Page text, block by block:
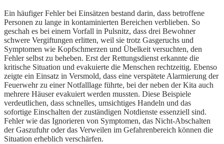
Ein häufiger Fehler bei Einsätzen bestand darin, dass betroffene
Personen zu lange in kontaminierten Bereichen verblieben. So
geschah es bei einem Vorfall in Pulsnitz, dass drei Bewohner
schwere Vergiftungen erlitten, weil sie trotz Gasgeruchs und
Symptomen wie Kopfschmerzen und Übelkeit versuchten, den
Fehler selbst zu beheben. Erst der Rettungsdienst erkannte die
kritische Situation und evakuierte die Menschen rechtzeitig. Ebenso
zeigte ein Einsatz in Versmold, dass eine verspätete Alarmierung der
Feuerwehr zu einer Notfalllage führte, bei der neben der Kita auch
mehrere Häuser evakuiert werden mussten. Diese Beispiele
verdeutlichen, dass schnelles, umsichtiges Handeln und das
sofortige Einschalten der zuständigen Notdienste essenziell sind.
Fehler wie das Ignorieren von Symptomen, das Nicht-Abschalten
der Gaszufuhr oder das Verweilen im Gefahrenbereich können die
Situation erheblich verschärfen.